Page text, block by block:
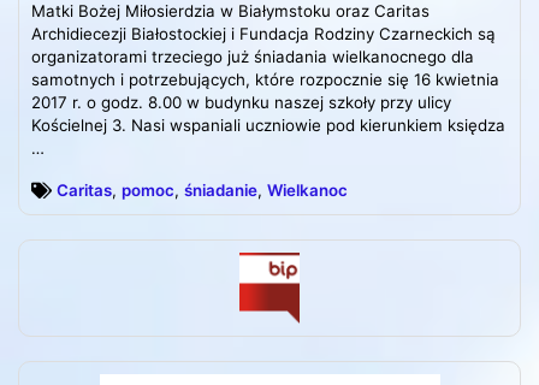
Matki Bożej Miłosierdzia w Białymstoku oraz Caritas
Archidiecezji Białostockiej i Fundacja Rodziny Czarneckich są
organizatorami trzeciego już śniadania wielkanocnego dla
samotnych i potrzebujących, które rozpocznie się 16 kwietnia
2017 r. o godz. 8.00 w budynku naszej szkoły przy ulicy
Kościelnej 3. Nasi wspaniali uczniowie pod kierunkiem księdza
…
Caritas, pomoc, śniadanie, Wielkanoc